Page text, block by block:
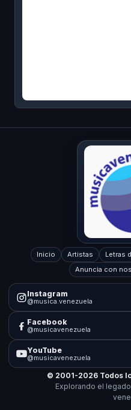
Inicio Artistas Letras
Anuncia con
Instagram
@musica.venezuela
Facebook
@musicavenezuela
YouTube
@musicavenezuela
© 2001-2026 Todos
Explorando el